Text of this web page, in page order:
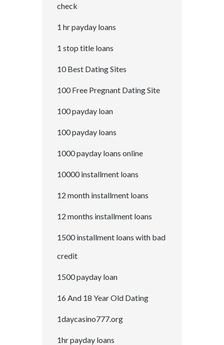
check
1 hr payday loans
1 stop title loans
10 Best Dating Sites
100 Free Pregnant Dating Site
100 payday loan
100 payday loans
1000 payday loans online
10000 installment loans
12 month installment loans
12 months installment loans
1500 installment loans with bad
credit
1500 payday loan
16 And 18 Year Old Dating
1daycasino777.org
1hr payday loans